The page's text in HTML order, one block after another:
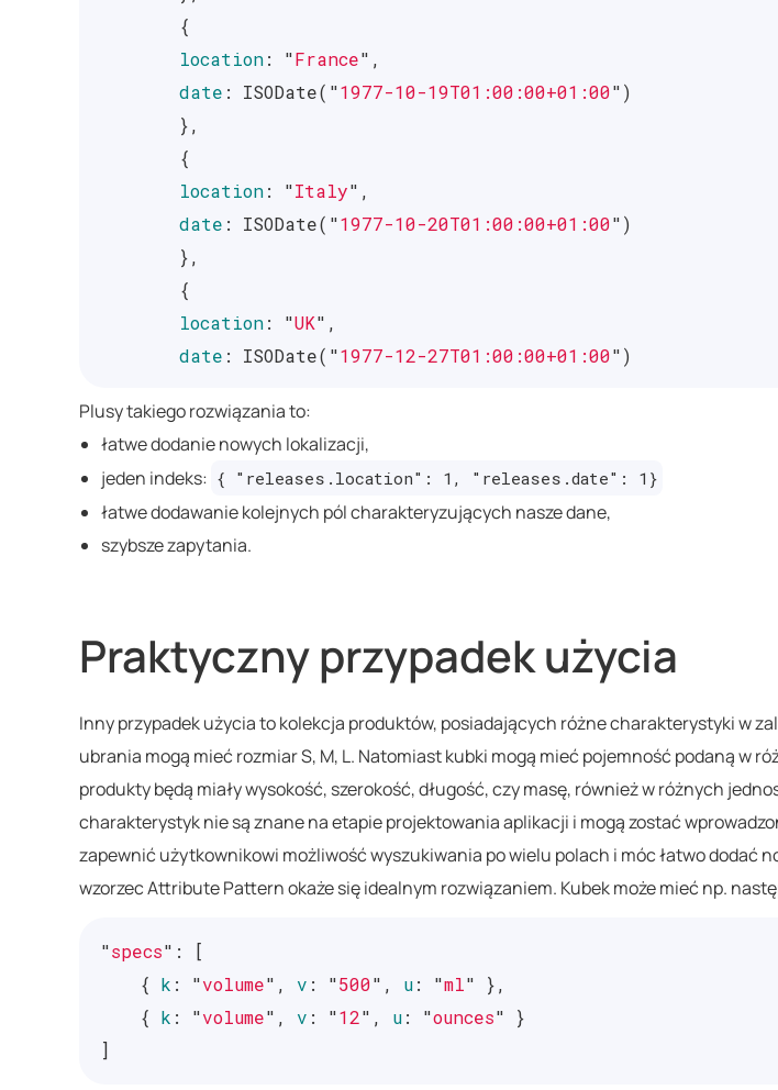
{
location: "France" ,
date : ISODate( "1977-10-19T01:00:00+01:00")
},
{
location: "Italy" ,
date : ISODate( "1977-10-20T01:00:00+01:00")
},
{
location: "UK" ,
date : ISODate( "1977-12-27T01:00:00+01:00")
// ...
],
// ...
}
Plusy takiego rozwiązania to:
łatwe dodanie nowych lokalizacji,
jeden indeks: { "releases.location": 1, "releases.date": 1}
łatwe dodawanie kolejnych pól charakteryzujących nasze dane,
szybsze zapytania.
Praktyczny przypadek użycia
Inny przypadek użycia to kolekcja produktów, posiadających różne charakterystyki w
ubrania mogą mieć rozmiar S, M, L. Natomiast kubki mogą mieć pojemność podaną w
produkty będą miały wysokość, szerokość, długość, czy masę, również w różnych
charakterystyk nie są znane na etapie projektowania aplikacji i mogą zostać
zapewnić użytkownikowi możliwość wyszukiwania po wielu polach i móc łatwo dodać
wzorzec Attribute Pattern okaże się idealnym rozwiązaniem. Kubek może mieć np.
"specs" :
[
{ k : "volume" , v : "500" , u: "ml"
},
{ k : "volume" , v : "12" , u: "ounces"
}
]